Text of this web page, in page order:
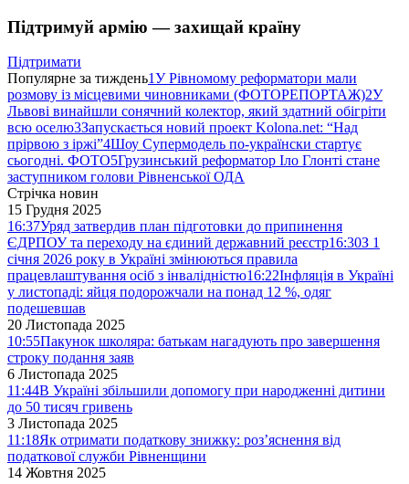
Підтримуй армію — захищай країну
Підтримати
Популярне за тиждень1У Рівномому реформатори мали
розмову із місцевими чиновниками (ФОТОРЕПОРТАЖ)2У
Львові винайшли сонячний колектор, який здатний обігріти
всю оселю3Запускається новий проект Kolona.net: “Над
прірвою з іржі”4Шоу Супермодель по-українски стартує
сьогодні. ФОТО5Грузинський реформатор Іло Глонті стане
заступником голови Рівненської ОДА
Стрічка новин
15 Грудня 2025
16:37Уряд затвердив план підготовки до припинення
ЄДРПОУ та переходу на єдиний державний реєстр16:30З 1
січня 2026 року в Україні змінюються правила
працевлаштування осіб з інвалідністю16:22Інфляція в Україні
у листопаді: яйця подорожчали на понад 12 %, одяг
подешевшав
20 Листопада 2025
10:55Пакунок школяра: батькам нагадують про завершення
строку подання заяв
6 Листопада 2025
11:44В Україні збільшили допомогу при народженні дитини
до 50 тисяч гривень
3 Листопада 2025
11:18Як отримати податкову знижку: роз’яснення від
податкової служби Рівненщини
14 Жовтня 2025